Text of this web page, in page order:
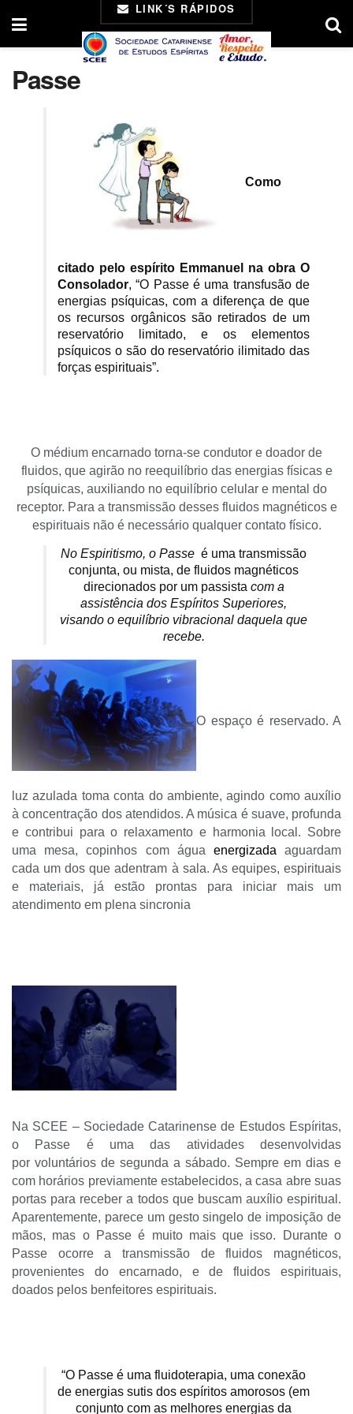
LINK´S RÁPIDOS
Passe
Como
citado pelo espírito Emmanuel na obra O
Consolador, “O Passe é uma transfusão de
energias psíquicas, com a diferença de que
os recursos orgânicos são retirados de um
reservatório limitado, e os elementos
psíquicos o são do reservatório ilimitado das
forças espirituais”.
O médium encarnado torna-se condutor e doador de
fluidos, que agirão no reequilíbrio das energias físicas e
psíquicas, auxiliando no equilíbrio celular e mental do
receptor. Para a transmissão desses fluidos magnéticos e
espirituais não é necessário qualquer contato físico.
No Espiritismo, o Passe é uma transmissão
conjunta, ou mista, de fluidos magnéticos
direcionados por um passista com a
assistência dos Espíritos Superiores,
visando o equilíbrio vibracional daquela que
recebe.
O espaço é reservado. A
luz azulada toma conta do ambiente, agindo como auxílio
à concentração dos atendidos. A música é suave, profunda
e contribui para o relaxamento e harmonia local. Sobre
uma mesa, copinhos com água energizada aguardam
cada um dos que adentram à sala. As equipes, espirituais
e materiais, já estão prontas para iniciar mais um
atendimento em plena sincronia
Na SCEE – Sociedade Catarinense de Estudos Espíritas,
o Passe é uma das atividades desenvolvidas
por voluntários de segunda a sábado. Sempre em dias e
com horários previamente estabelecidos, a casa abre suas
portas para receber a todos que buscam auxílio espiritual.
Aparentemente, parece um gesto singelo de imposição de
mãos, mas o Passe é muito mais que isso. Durante o
Passe ocorre a transmissão de fluidos magnéticos,
provenientes do encarnado, e de fluidos espirituais,
doados pelos benfeitores espirituais.
“O Passe é uma fluidoterapia, uma conexão
de energias sutis dos espíritos amorosos (em
conjunto com as melhores energias da